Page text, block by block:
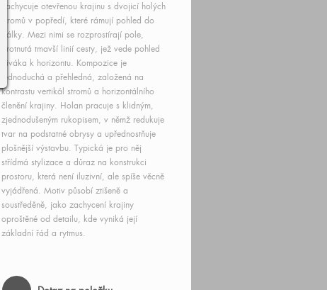
zachycuje otevřenou krajinu s dvojicí holých
stromů v popředí, které rámují pohled do
dálky. Mezi nimi se rozprostírají pole,
protnutá tmavší linií cesty, jež vede pohled
diváka k horizontu. Kompozice je
jednoduchá a přehledná, založená na
kontrastu vertikál stromů a horizontálního
členění krajiny. Holan pracuje s klidným,
zjednodušeným rukopisem, v němž redukuje
tvar na podstatné obrysy a upřednostňuje
plošnější výstavbu. Typická je pro něj
střídmá stylizace a důraz na konstrukci
prostoru, která není iluzivní, ale spíše věcně
vyjádřená. Motiv působí ztišeně a
soustředěně, jako zachycení krajiny
oproštěné od detailu, kde vyniká její
základní řád a rytmus.